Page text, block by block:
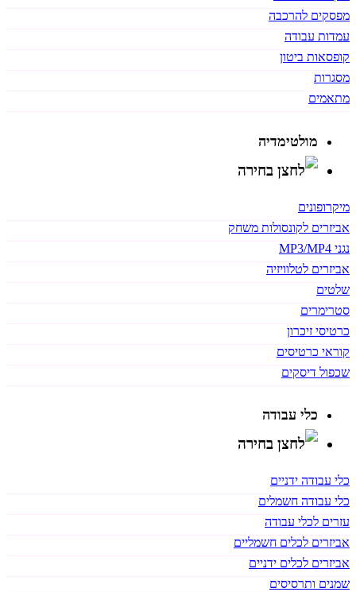
מפסקים להרכבה
עמדות עבודה
קופסאות ביטון
מסגרות
מתאמים
מולטימדיה
מיקרופונים
אביזרים לקונסולות משחק
נגני MP3/MP4
אביזרים לטלוויזיה
שלטים
סטרימרים
כרטיסי זיכרון
קוראי כרטיסים
שכפול דיסקים
כלי עבודה
כלי עבודה ידניים
כלי עבודה חשמלים
עזרים לכלי עבודה
אביזרים לכלים חשמליים
אביזרים לכלים ידניים
שמנים ותרסיסים